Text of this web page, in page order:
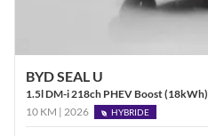
BYD SEAL U
1.5l DM-i 218ch PHEV Boost (18kWh)
10 KM | 2026
HYBRIDE